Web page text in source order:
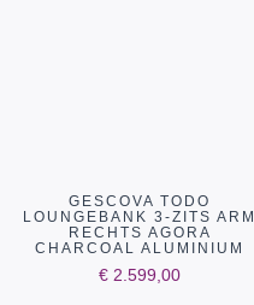
GESCOVA TODO
LOUNGEBANK 3-ZITS ARM
RECHTS AGORA
CHARCOAL ALUMINIUM
€ 2.599,00